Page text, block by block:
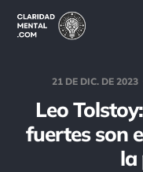
21 DE DIC. DE 2023
Leo
fuertes son
la